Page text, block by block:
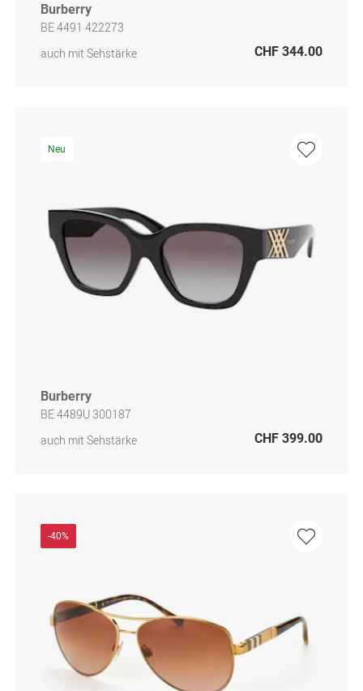
Burberry
BE 4491 422273
auch mit Sehstärke
CHF 344.00
Neu
Burberry
BE 4489U 300187
auch mit Sehstärke
CHF 399.00
-40%